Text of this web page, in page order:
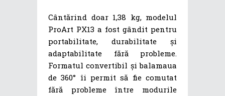
Cântărind doar 1,38 kg, modelul
ProArt PX13 a fost gândit pentru
portabilitate, durabilitate și
adaptabilitate fără probleme.
Formatul convertibil și balamaua
de 360° îi permit să fie comutat
fără probleme între modurile